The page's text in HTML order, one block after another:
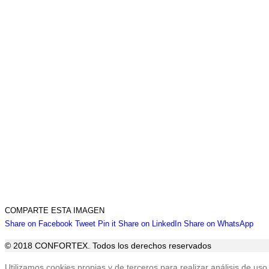
COMPARTE ESTA IMAGEN
Share on Facebook Share
Facebook
TweetShare
Twitter
Pin itShare
Pinterest
Share on LinkedInShare
LinkedIn
Share on WhatsAppShare
© 2018 CONFORTEX. Todos los derechos reservados
IrUtilizamos cookies propias y de terceros para realizar análisis de